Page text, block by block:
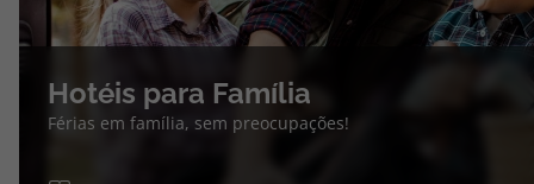
Hotéis para Família
Férias em família, sem preocupações!